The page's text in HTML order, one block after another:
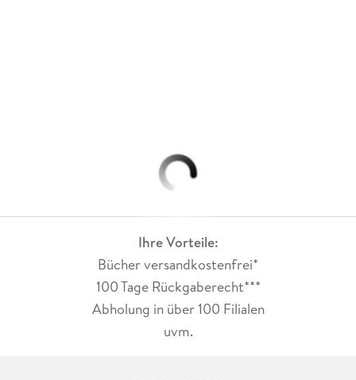
Ihre Vorteile:
Bücher versandkostenfrei*
100 Tage Rückgaberecht***
Abholung in über 100 Filialen
uvm.